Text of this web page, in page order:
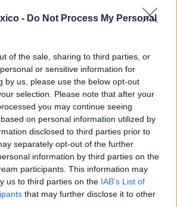
- Do Not Process My Personal
of the sale, sharing to third parties, or
or sensitive information for
by us, please use the below opt-out
selection. Please note that after your
you may continue seeing
on personal information utilized by
disclosed to third parties prior to
separately opt-out of the further
information by third parties on the
participants. This information may
us to third parties on the IAB’s List of
that may further disclose it to other
para cotejo de la
identificación
profesional.
de las actas de nacimiento
que no exceda de seis meses de
de las actas de nacimiento de
vigencia que no exceda de seis
del acta de matrimonio o
concubinato.